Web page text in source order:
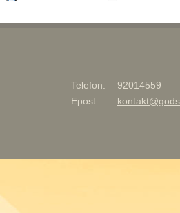
Telefon:
92014559
Epost: